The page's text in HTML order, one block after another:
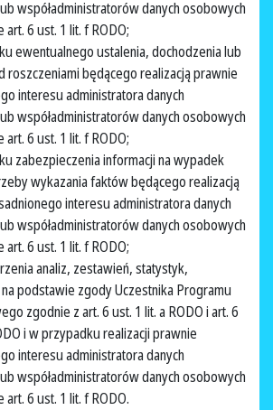
współadministratorów danych osobowych
6 ust. 1 lit. f RODO;
ewentualnego ustalenia, dochodzenia lub
roszczeniami będącego realizacją prawnie
interesu administratora danych
współadministratorów danych osobowych
6 ust. 1 lit. f RODO;
zabezpieczenia informacji na wypadek
wykazania faktów będącego realizacją
interesu administratora danych
współadministratorów danych osobowych
6 ust. 1 lit. f RODO;
analiz, zestawień, statystyk,
podstawie zgody Uczestnika Programu
zgodnie z art. 6 ust. 1 lit. a RODO i art. 6
i w przypadku realizacji prawnie
interesu administratora danych
współadministratorów danych osobowych
6 ust. 1 lit. f RODO.